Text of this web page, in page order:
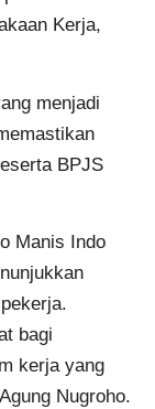
Kerja,
menjadi
BPJS
Manis Indo
bagi
kerja yang
Nugroho.